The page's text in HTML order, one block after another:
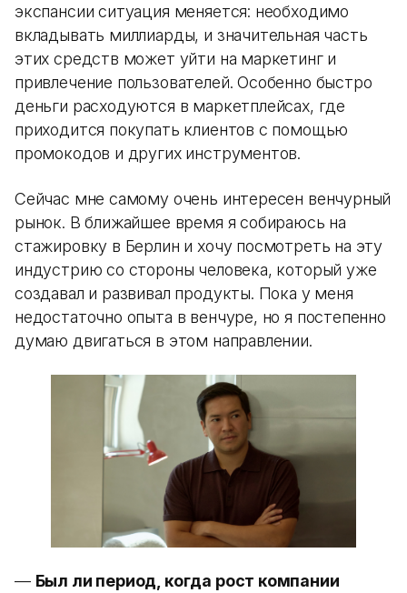
экспансии ситуация меняется: необходимо
вкладывать миллиарды, и значительная часть
этих средств может уйти на маркетинг и
привлечение пользователей. Особенно быстро
деньги расходуются в маркетплейсах, где
приходится покупать клиентов с помощью
промокодов и других инструментов.
Сейчас мне самому очень интересен венчурный
рынок. В ближайшее время я собираюсь на
стажировку в Берлин и хочу посмотреть на эту
индустрию со стороны человека, который уже
создавал и развивал продукты. Пока у меня
недостаточно опыта в венчуре, но я постепенно
думаю двигаться в этом направлении.
— Был ли период, когда рост компании